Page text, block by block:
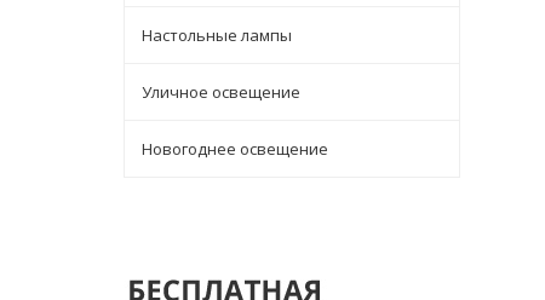
Настольные лампы
Уличное освещение
Новогоднее освещение